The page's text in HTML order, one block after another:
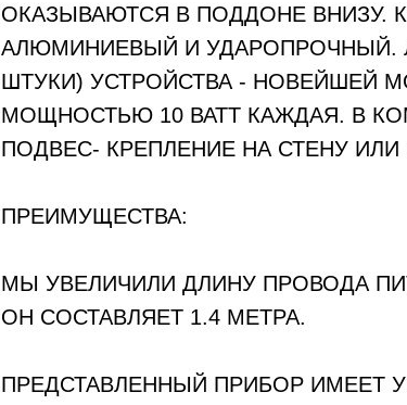
ОКАЗЫВАЮТСЯ В ПОДДОНЕ ВНИЗУ.
АЛЮМИНИЕВЫЙ И УДАРОПРОЧНЫЙ.
ШТУКИ) УСТРОЙСТВА - НОВЕЙШЕЙ
МОЩНОСТЬЮ 10 ВАТТ КАЖДАЯ. В
ПОДВЕС- КРЕПЛЕНИЕ НА СТЕНУ
ПРЕИМУЩЕСТВА:
МЫ УВЕЛИЧИЛИ ДЛИНУ ПРОВОДА
ОН СОСТАВЛЯЕТ 1.4 МЕТРА.
ПРЕДСТАВЛЕННЫЙ ПРИБОР ИМЕЕТ